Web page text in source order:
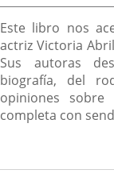
Descripción
Este libro nos
actriz Victoria
Sus autoras
biografía, del
opiniones
completa con